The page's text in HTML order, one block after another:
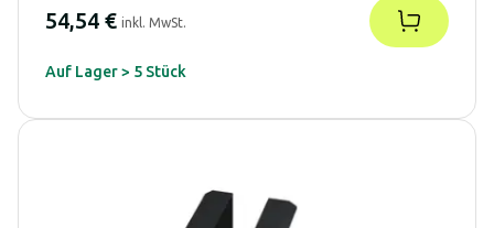
54,54 € inkl. MwSt.
Auf Lager > 5 Stück